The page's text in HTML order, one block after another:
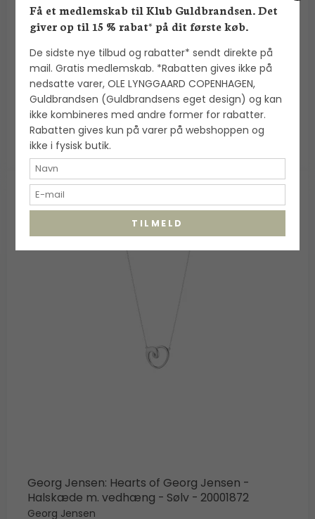
Flora Danica: Firkløver med silkehalskæde -
forgyldt Sølv - FLC-SilkNe-G
Flora Danica
2.900,00 DKK
VIS PRODUKT
Georg Jensen: Hearts of Georg Jensen -
Halskæde m. vedhæng - Sølv - 20001872
Georg Jensen
Få et medlemskab til Klub Guldbrandsen. Det
giver op til 15 % rabat* på dit første køb.
De sidste nye tilbud og rabatter* sendt direkte på
mail. Gratis medlemskab. *Rabatten gives ikke på
nedsatte varer, OLE LYNGGAARD COPENHAGEN,
Guldbrandsen (Guldbrandsens eget design) og kan
ikke kombineres med andre former for rabatter.
Rabatten gives kun på varer på webshoppen og
ikke i fysisk butik.
TILMELD